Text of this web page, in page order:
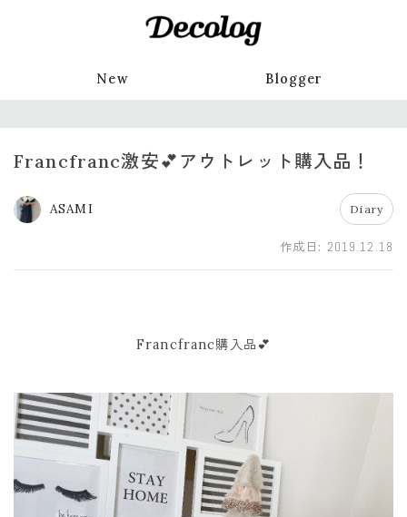
New Blogger
Francfranc激安💕アウトレット購入品！
ASAMI Diary
作成日: 2019.12.18
Francfranc購入品💕